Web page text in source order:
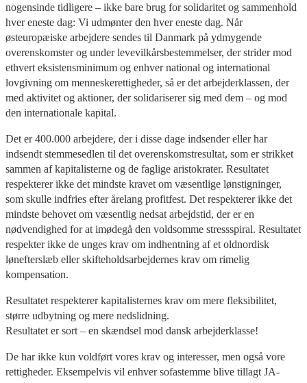
nogensinde tidligere – ikke bare brug for solidaritet og sammenhold
hver eneste dag: Vi udmønter den hver eneste dag. Når
østeuropæiske arbejdere sendes til Danmark på ydmygende
overenskomster og under levevilkårsbestemmelser, der strider mod
ethvert eksistensminimum og enhver national og international
lovgivning om menneskerettigheder, så er det arbejderklassen, der
med aktivitet og aktioner, der solidariserer sig med dem – og mod
den internationale kapital.
Det er 400.000 arbejdere, der i disse dage indsender eller har
indsendt stemmesedlen til det overenskomstresultat, som er strikket
sammen af kapitalisterne og de faglige aristokrater. Resultatet
respekterer ikke det mindste kravet om væsentlige lønstigninger,
som skulle indfries efter årelang profitfest. Det respekterer ikke det
mindste behovet om væsentlig nedsat arbejdstid, der er en
nødvendighed for at imødegå den voldsomme stressspiral. Resultatet
respekter ikke de unges krav om indhentning af et oldnordisk
lønefterslæb eller skifteholdsarbejdernes krav om rimelig
kompensation.
Resultatet respekterer kapitalisternes krav om mere fleksibilitet,
større udbytning og mere nedslidning.
Resultatet er sort – en skændsel mod dansk arbejderklasse!
De har ikke kun voldført vores krav og interesser, men også vore
rettigheder. Eksempelvis vil enhver sofastemme blive tillagt JA-